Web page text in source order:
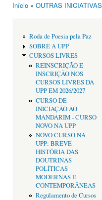
Início » OUTRAS INICIATIVAS
Roda de Poesia pela Paz
SOBRE A UPP
CURSOS LIVRES
REINSCRIÇÃO E
INSCRIÇÃO NOS
CURSOS LIVRES DA
UPP EM 2026/2027
CURSO DE
INICIAÇÃO AO
MANDARIM - CURSO
NOVO NA UPP
NOVO CURSO NA
UPP: BREVE
HISTÓRIA DAS
DOUTRINAS
POLÍTICAS
MODERNAS E
CONTEMPORÂNEAS
Regulamento de Cursos